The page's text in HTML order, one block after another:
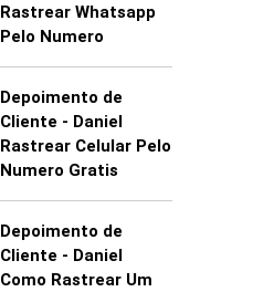
Rastrear Whatsapp
Pelo Numero
Depoimento de
Cliente - Daniel
Rastrear Celular Pelo
Numero Gratis
Depoimento de
Cliente - Daniel
Como Rastrear Um